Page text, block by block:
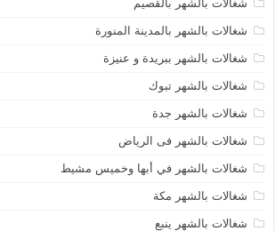
شغالات بالشهر بالقصيم
شغالات بالشهر بالمدينة المنورة
شغالات بالشهر ببريدة و عنيزة
شغالات بالشهر تبوك
شغالات بالشهر جدة
شغالات بالشهر فى الرياض
شغالات بالشهر في أبها وخميس مشيط
شغالات بالشهر مكة
شغالات بالشهر ينبع